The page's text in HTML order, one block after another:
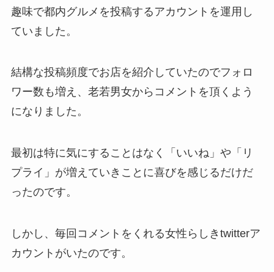
趣味で都内グルメを投稿するアカウントを運用し
ていました。
結構な投稿頻度でお店を紹介していたのでフォロ
ワー数も増え、老若男女からコメントを頂くよう
になりました。
最初は特に気にすることはなく「いいね」や「リ
プライ」が増えていきことに喜びを感じるだけだ
ったのです。
しかし、毎回コメントをくれる女性らしきtwitterア
カウントがいたのです。